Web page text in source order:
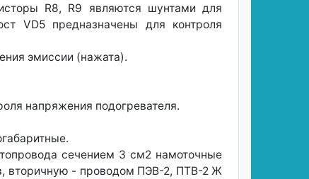
R8, R9 являются шунтами для
VD5 предназначены для контроля
эмиссии (нажата).
напряжения подогревателя.
сечением 3 см2 намоточные
вторичную - проводом ПЭВ-2, ПТВ-2 Ж